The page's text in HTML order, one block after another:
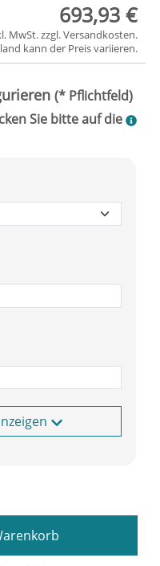
693,93 €
MwSt. zzgl.Versandkosten.
kann der Preis variieren.